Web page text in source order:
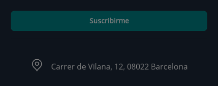
Suscribirme
Carrer de Vilana, 12, 08022 Barcelona